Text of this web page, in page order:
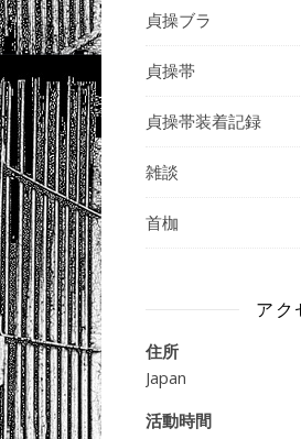
貞操ブラ
貞操帯
貞操帯装着記録
雑談
首枷
アク
住所
Japan
活動時間